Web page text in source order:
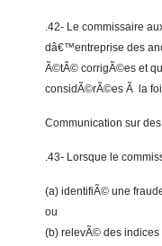
.42- Le commissaire
dâ€™entreprise des
Ã©tÃ© corrigÃ©es et
considÃ©rÃ©es Ã la
Communication sur
.43- Lorsque le
(a) identifiÃ© une
ou
(b) relevÃ© des indices